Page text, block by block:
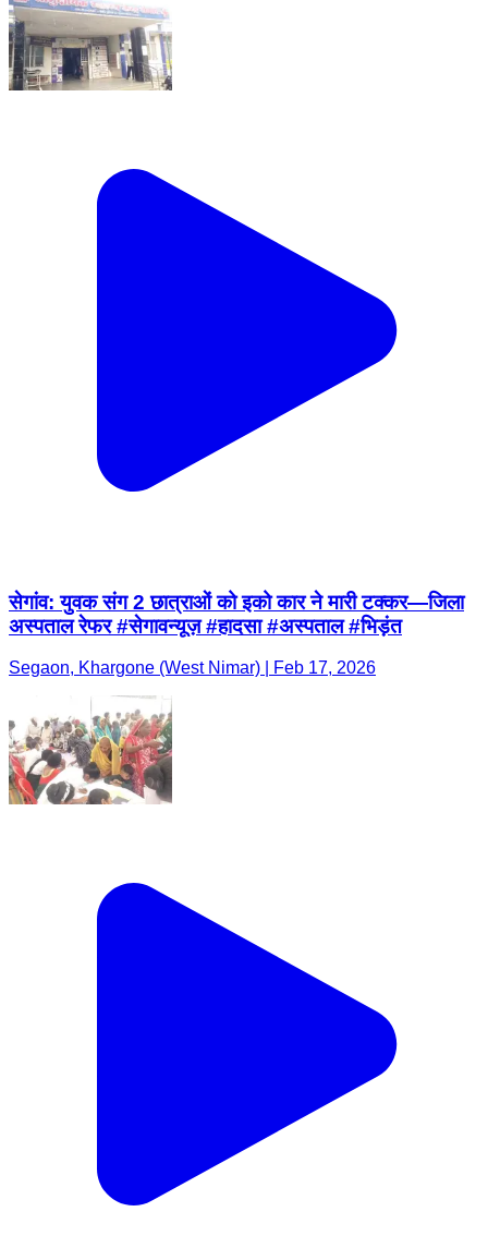
सेगांव: युवक संग 2 छात्राओं को इको कार ने मारी टक्कर—जिला
अस्पताल रेफर #सेगावन्यूज़ #हादसा #अस्पताल #भिड़ंत
Segaon, Khargone (West Nimar) | Feb 17, 2026